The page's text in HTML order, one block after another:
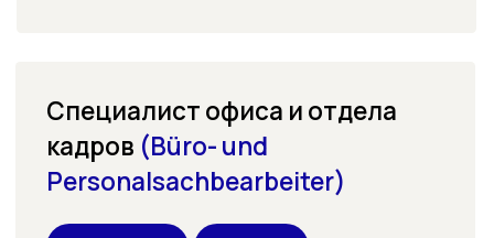
Вместе со специалистами
DWW Akademieнайдёте
работубыстрее